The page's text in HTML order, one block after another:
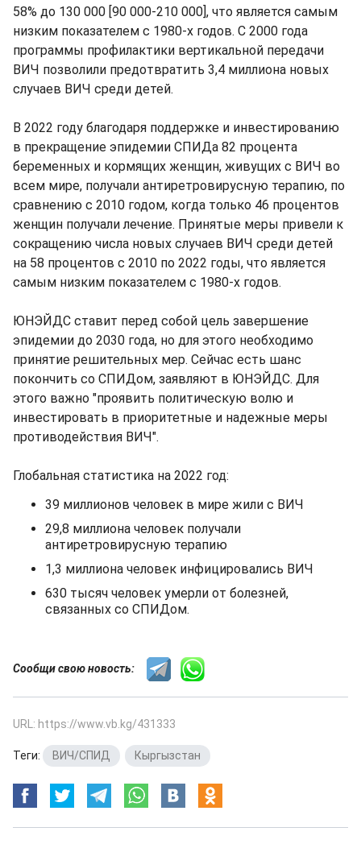
58% до 130 000 [90 000-210 000], что является самым
низким показателем с 1980-х годов. С 2000 года
программы профилактики вертикальной передачи
ВИЧ позволили предотвратить 3,4 миллиона новых
случаев ВИЧ среди детей.
В 2022 году благодаря поддержке и инвестированию
в прекращение эпидемии СПИДа 82 процента
беременных и кормящих женщин, живущих с ВИЧ во
всем мире, получали антиретровирусную терапию, по
сравнению с 2010 годом, когда только 46 процентов
женщин получали лечение. Принятые меры привели к
сокращению числа новых случаев ВИЧ среди детей
на 58 процентов с 2010 по 2022 годы, что является
самым низким показателем с 1980-х годов.
ЮНЭЙДС ставит перед собой цель завершение
эпидемии до 2030 года, но для этого необходимо
принятие решительных мер. Сейчас есть шанс
покончить со СПИДом, заявляют в ЮНЭЙДС. Для
этого важно "проявить политическую волю и
инвестировать в приоритетные и надежные меры
противодействия ВИЧ".
Глобальная статистика на 2022 год:
39 миллионов человек в мире жили с ВИЧ
29,8 миллиона человек получали
антиретровирусную терапию
1,3 миллиона человек инфицировались ВИЧ
630 тысяч человек умерли от болезней,
связанных со СПИДом.
Сообщи свою новость:
URL: https://www.vb.kg/431333
Теги: ВИЧ/СПИД Кыргызстан